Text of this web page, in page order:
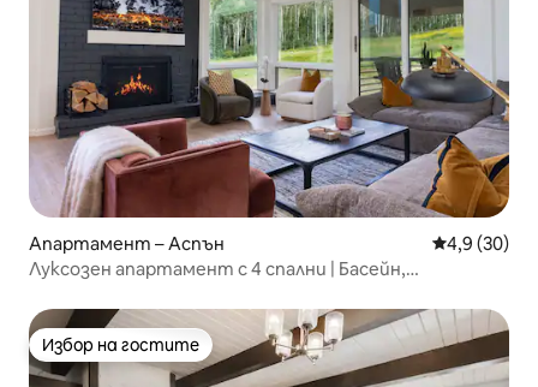
Апартамент – Аспън Средна
4,9 (30)
Луксозен апартамент с 4 спални | Басейн,
Избор на гостите
Избор на гостите